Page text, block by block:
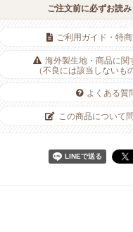
ご注文前に必ずお読
ご利用ガイド・特
海外製生地・商品に関
（不良には該当しないも
よくある質
この商品について